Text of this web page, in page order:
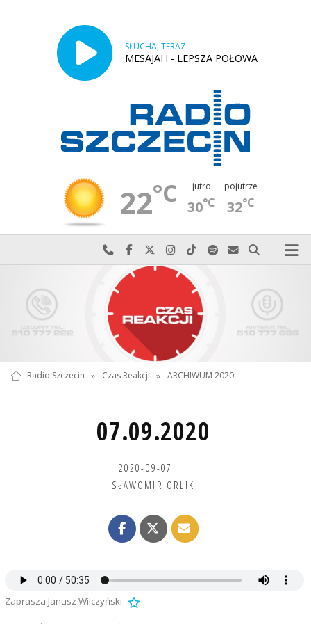
SŁUCHAJ TERAZ
MESAJAH - LEPSZA POŁOWA
22°C jutro
30°C
pojutrze
32°C
Najlepiej po prostu do nas zadzwoń
Odwiedź nas na Facebook-u
Odwiedź nas na X
Odwiedź nas na Instagram-ie
Odwiedź nas na TikTok-u
Szukaj nas na Spotify
Wyślij do nas
Szukaj
Radio Szczecin » Czas Reakcji » ARCHIWUM 2020
07.09.2020
2020-09-07
SŁAWOMIR ORLIK
Zaprasza Janusz Wilczyński